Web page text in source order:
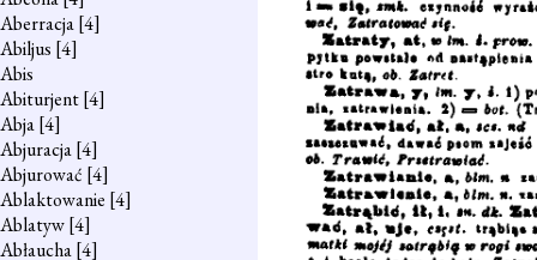
Aberracja[4]
Abiljus [4]
Abis
Abiturjent[4]
Abja[4]
Abjuracja[4]
Abjurować [4]
Ablaktowanie [4]
Ablatyw[4]
Abłaucha[4]